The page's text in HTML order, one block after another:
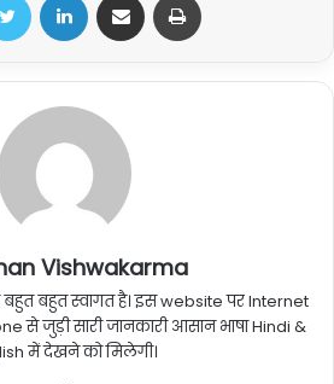
Vishwakarma
बहुत स्वागत है। इस website पर Internet
से जुड़ी सारी जानकारी आसान भाषा Hindi &
में देखने को मिलेगी।